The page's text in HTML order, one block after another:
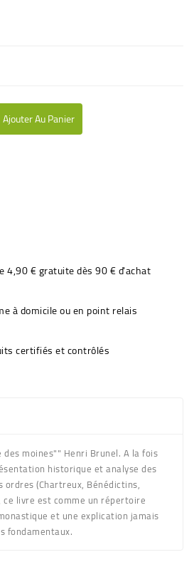
Ajouter Au Panier
4,90 € gratuite dès 90 € d'achat
à domicile ou en point relais
certifiés et contrôlés
moines"" Henri Brunel. A la fois
historique et analyse des
ordres (Chartreux, Bénédictins,
ce livre est comme un répertoire
et une explication jamais
fondamentaux.